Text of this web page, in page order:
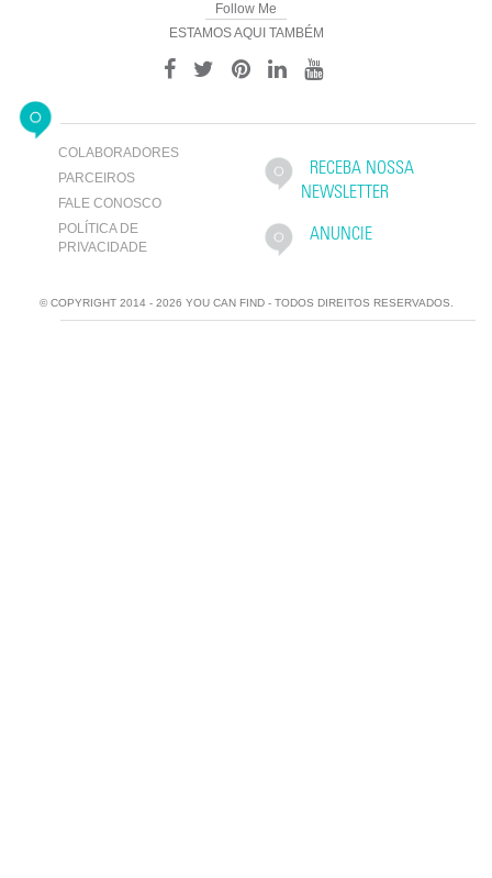
Follow Me
ESTAMOS AQUI TAMBÉM
COLABORADORES
PARCEIROS
FALE CONOSCO
POLÍTICA DE
PRIVACIDADE
RECEBA NOSSA
NEWSLETTER
ANUNCIE
© COPYRIGHT 2014 - 2026 YOU CAN FIND - TODOS DIREITOS RESERVADOS.